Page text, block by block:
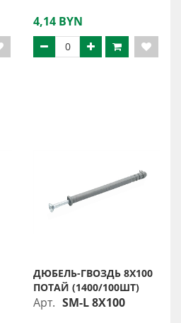
4,14 BYN
ДЮБЕЛЬ-ГВОЗДЬ 8X100
ПОТАЙ (1400/100ШТ)
Арт. SM-L 8X100